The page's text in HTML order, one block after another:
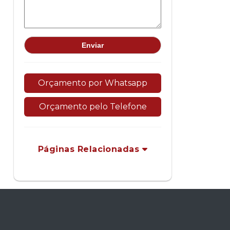
Orçamento por Whatsapp
Orçamento pelo Telefone
Páginas Relacionadas